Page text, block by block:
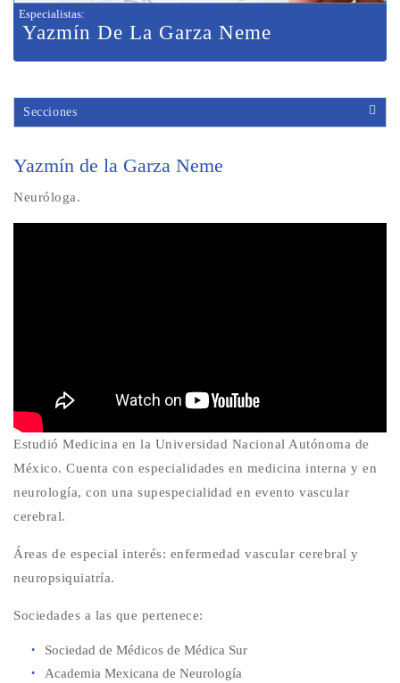
Especialistas:
Yazmín De La Garza Neme
Secciones
Yazmín de la Garza Neme
Neuróloga.
Estudió Medicina en la Universidad Nacional Autónoma de
México. Cuenta con especialidades en medicina interna y en
neurología, con una supespecialidad en evento vascular
cerebral.
Áreas de especial interés: enfermedad vascular cerebral y
neuropsiquiatría.
Sociedades a las que pertenece:
Sociedad de Médicos de Médica Sur
Academia Mexicana de Neurología